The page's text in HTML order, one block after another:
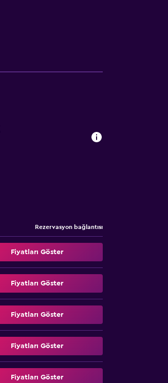
Rezervasyon bağlantısı
Fiyatları Göster
Fiyatları Göster
Fiyatları Göster
Fiyatları Göster
Fiyatları Göster